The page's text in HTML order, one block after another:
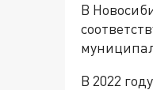
В
В 2022